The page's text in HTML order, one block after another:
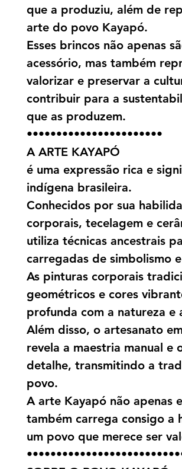
que a produziu, além de
arte do povo Kayapó.
Esses brincos não apenas
acessório, mas também
valorizar e preservar a
contribuir para a
que as produzem.
•••••••••••••••••••••••
A ARTE KAYAPÓ
é uma expressão rica e
indígena brasileira.
Conhecidos por sua
corporais, tecelagem e
utiliza técnicas ancestrais
carregadas de simbolismo
As pinturas corporais
geométricos e cores
profunda com a natureza e
Além disso, o artesanato
revela a maestria manual e
detalhe, transmitindo a
povo.
A arte Kayapó não apenas
também carrega consigo a
um povo que merece ser